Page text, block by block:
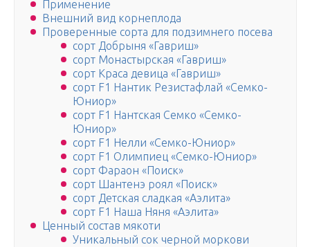
Применение
Внешний вид корнеплода
Проверенные сорта для подзимнего посева
сорт Добрыня «Гавриш»
сорт Монастырская «Гавриш»
сорт Краса девица «Гавриш»
сорт F1 Нантик Резистафлай «Семко-
Юниор»
сорт F1 Нантская Семко «Семко-
Юниор»
сорт F1 Нелли «Семко-Юниор»
сорт F1 Олимпиец «Семко-Юниор»
сорт Фараон «Поиск»
сорт Шантенэ роял «Поиск»
сорт Детская сладкая «Аэлита»
сорт F1 Наша Няня «Аэлита»
Ценный состав мякоти
Уникальный сок черной моркови